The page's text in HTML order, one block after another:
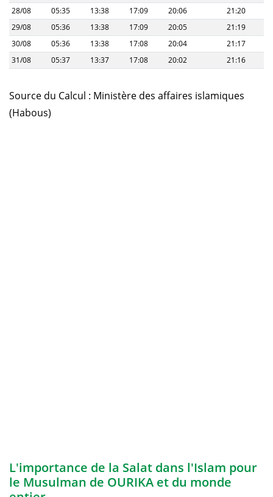
28/08
05:35 13:38 17:09 20:06
21:20
29/08
05:36 13:38 17:09 20:05
21:19
30/08
05:36 13:38 17:08 20:04
21:17
31/08
05:37 13:37 17:08 20:02 21:16
Source du Calcul : Ministère des affaires islamiques
(Habous)
L'importance de la Salat dans l'Islam pour
le Musulman de OURIKA et du monde